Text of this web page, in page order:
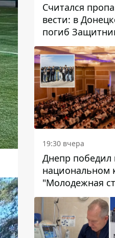
Считался
вести: в
погиб
Каменского
Красовский
19:30 вчера
Днепр победил
национальном
"Молодежная
Украины –